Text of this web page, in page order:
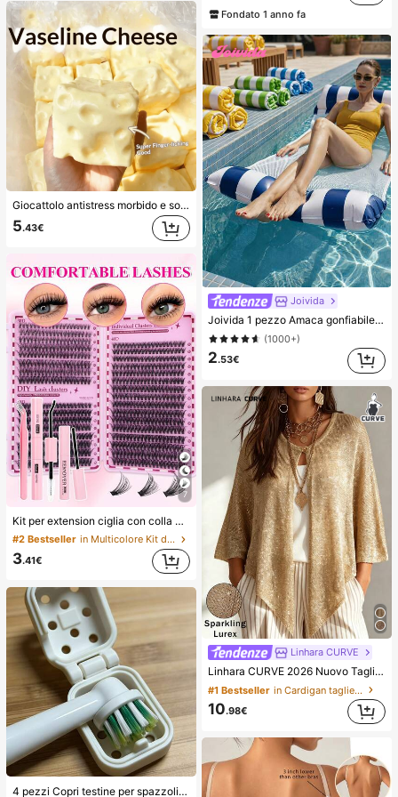
Giocattolo antistress morbido e soffice in TPR a forma di raviolo con profumo di latte dolce, 5 cm, carino e divertente, ornamento da spremere, regalo alla moda e pratico, adatto per compleanni, Pasqua, Ognissanti, Natale e vari regali per feste, migliora l'umore
5.43€
7
Kit per extension ciglia con colla a doppia estremità/640 ciuffi di ciglia finte in visone sintetico fai-da-te, ricciatura D, spesse e soffici, lunghezze miste 8-16mm, illuminano gli occhi per ogni trucco. Scegli colla, rimuovitore, pinzette secondo necessità. Leggere, riutilizzabili ed economiche, adatte ai principianti per molte occasioni, estetiche
#2 Bestseller in Multicolore Kit di ciglia finte e adesivi
3.41€
4 pezzi Copri testine per spazzolino elettrico con fori di ventilazione per la circolazione dell'aria e l'asciugatura, riducono gli odori. Copri testine per spazzolino creativi e alla moda, manicotti protettivi per spazzolino. Leggeri e pratici, adatti per i viaggi in famiglia
Fondato 1 anno fa
Joivida
Joivida 1 pezzo Amaca gonfiabile da piscina con rete - Lettino per adulti a righe, adatto per vacanze, feste e relax, disponibile in rosa, giallo, bianco, verde, blu e altri colori, amaca da esterno, essenziale per spiaggia e piscina, ottimo per la fotografia
(1000+)
2.53€
Linhara CURVE
Linhara CURVE 2026 Nuovo Taglie Forti Colore Unito Maglia Mantella con Filo Metallico Oro e Argento Sciarpa Lussuosa Adatta per Vacanze Romantiche Mantella Donna Maglione Scintillante Argento Lurex Misto
#1 Bestseller in Cardigan taglie forti
10.98€